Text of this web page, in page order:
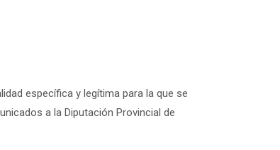
específica y legítima para la que se
a la Diputación Provincial de